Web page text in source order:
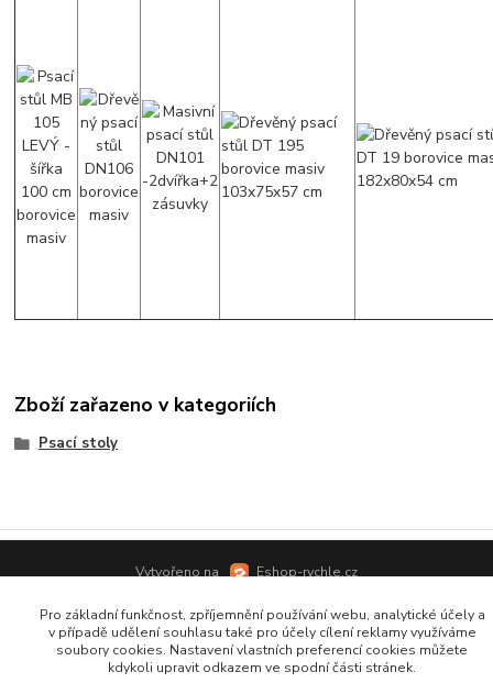
Zboží zařazeno v kategoriích
Psací stoly
Vytvořeno na Eshop-rychle.cz
Pro základní funkčnost, zpříjemnění používání webu, analytické účely a
v případě udělení souhlasu také pro účely cílení reklamy využíváme
soubory cookies. Nastavení vlastních preferencí cookies můžete
kdykoli upravit odkazem ve spodní části stránek.